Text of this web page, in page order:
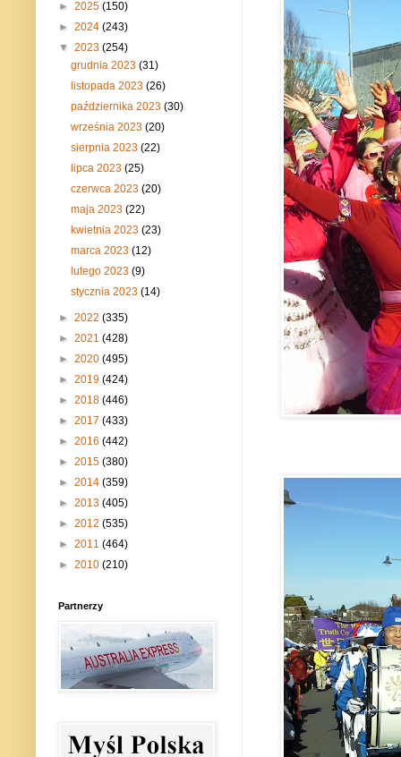
► 2025 (150)
► 2024 (243)
▼ 2023 (254)
grudnia 2023(31)
listopada 2023(26)
października 2023(30)
września 2023(20)
sierpnia 2023(22)
lipca 2023(25)
czerwca 2023(20)
maja 2023(22)
kwietnia 2023(23)
marca 2023(12)
lutego 2023(9)
stycznia 2023(14)
► 2022 (335)
► 2021 (428)
► 2020 (495)
► 2019 (424)
► 2018 (446)
► 2017 (433)
► 2016 (442)
► 2015 (380)
► 2014 (359)
► 2013 (405)
► 2012 (535)
► 2011 (464)
► 2010 (210)
Partnerzy